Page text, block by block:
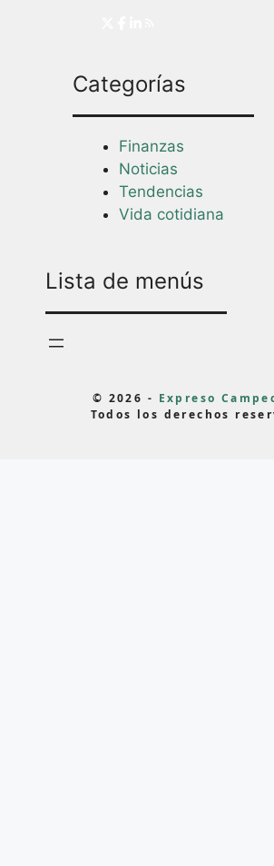
Categorías
Finanzas
Noticias
Tendencias
Vida cotidiana
Lista de menús
© 2026 - Expreso
Todos los derechos